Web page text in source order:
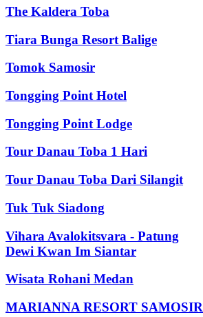
The Kaldera Toba
Tiara Bunga Resort Balige
Tomok Samosir
Tongging Point Hotel
Tongging Point Lodge
Tour Danau Toba 1 Hari
Tour Danau Toba Dari Silangit
Tuk Tuk Siadong
Vihara Avalokitsvara - Patung
Dewi Kwan Im Siantar
Wisata Rohani Medan
MARIANNA RESORT SAMOSIR